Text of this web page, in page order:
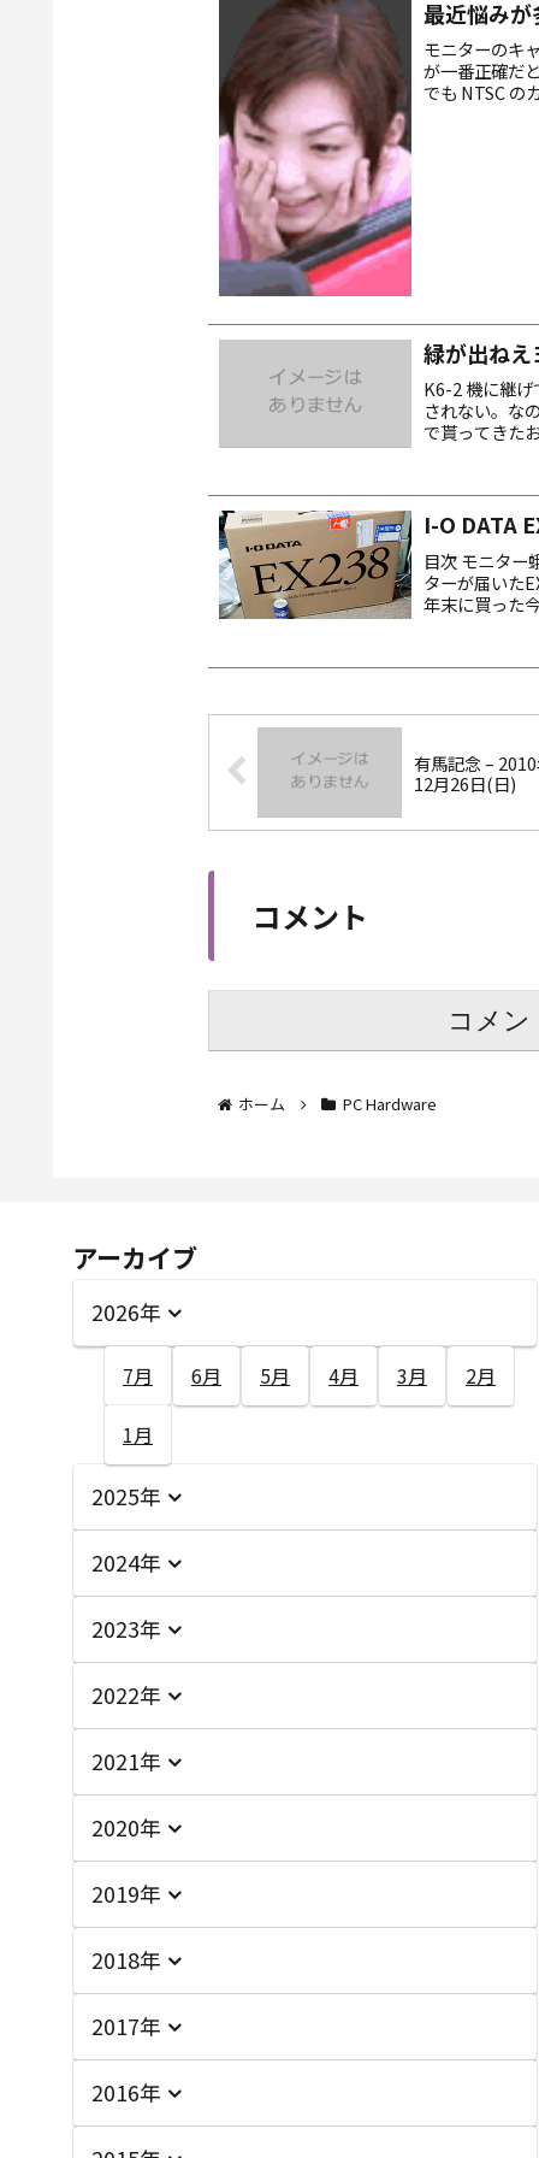
最近悩みが
モニターのキ
が一番正確だ
でも NTSC の
緑が出ねえ
K6-2 機に継
されない。な
で貰ってきた
I-O DATA
目次 モニター
ターが届いた
年末に買った
有馬記念 –
12月26日(日)
コメント
コメン
ホーム PC Hardware
アーカイブ
2026年
7月 6月 5月 4月 3月 2月
1月
2025年
2024年
2023年
2022年
2021年
2020年
2019年
2018年
2017年
2016年